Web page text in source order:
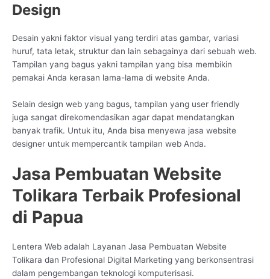
Design
Desain yakni faktor visual yang terdiri atas gambar, variasi
huruf, tata letak, struktur dan lain sebagainya dari sebuah web.
Tampilan yang bagus yakni tampilan yang bisa membikin
pemakai Anda kerasan lama-lama di website Anda.
Selain design web yang bagus, tampilan yang user friendly
juga sangat direkomendasikan agar dapat mendatangkan
banyak trafik. Untuk itu, Anda bisa menyewa jasa website
designer untuk mempercantik tampilan web Anda.
Jasa Pembuatan Website
Tolikara Terbaik Profesional
di Papua
Lentera Web adalah Layanan Jasa Pembuatan Website
Tolikara dan Profesional Digital Marketing yang berkonsentrasi
dalam pengembangan teknologi komputerisasi.